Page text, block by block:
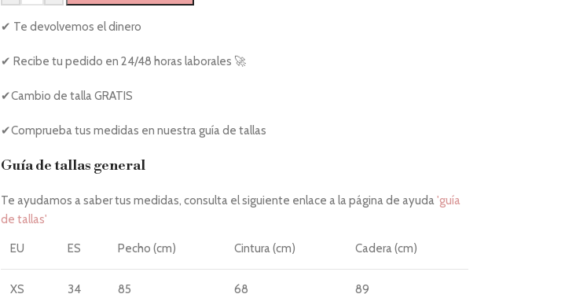
✔ Te devolvemos el dinero
✔ Recibe tu pedido en 24/48 horas laborales 🚀
✔Cambio de talla GRATIS
✔Comprueba tus medidas en nuestra guía de tallas
Guía de tallas general
Te ayudamos a saber tus medidas, consulta el siguiente enlace a la página de ayuda'guía
de tallas'
EU ES Pecho (cm) Cintura (cm) Cadera (cm)
XS 34 85 68 89